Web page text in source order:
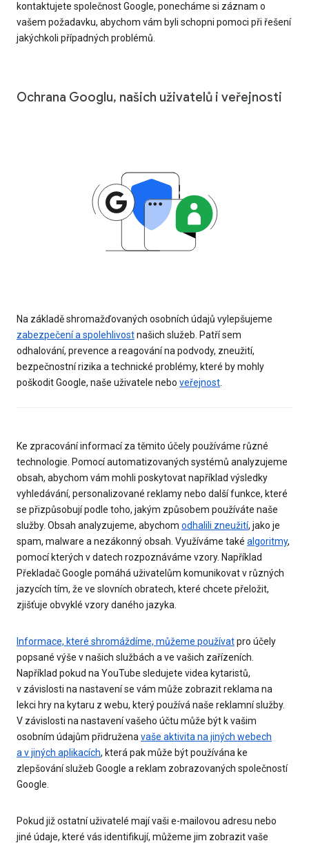
kontaktujete společnost Google, ponecháme si záznam o
vašem požadavku, abychom vám byli schopni pomoci při řešení
jakýchkoli případných problémů.
Ochrana Googlu, našich uživatelů i veřejnosti
Na základě shromažďovaných osobních údajů vylepšujeme
zabezpečení a spolehlivostnašich služeb. Patří sem
odhalování, prevence a reagování na podvody, zneužití,
bezpečnostní rizika a technické problémy, které by mohly
poškodit Google, naše uživatele nebo veřejnost
Ke zpracování informací za těmito účely používáme různé
technologie. Pomocí automatizovaných systémů analyzujeme
obsah, abychom vám mohli poskytovat například výsledky
vyhledávání, personalizované reklamy nebo další funkce, které
se přizpůsobují podle toho, jakým způsobem používáte naše
služby. Obsah analyzujeme, abychom odhalili zneužití, jako je
spam, malware a nezákonný obsah. Využíváme také algoritmy,
pomocí kterých v datech rozpoznáváme vzory. Například
Překladač Google pomáhá uživatelům komunikovat v různých
jazycích tím, že ve slovních obratech, které chcete přeložit,
zjišťuje obvyklé vzory daného jazyka.
Informace, které shromáždíme, můžeme používatpro účely
popsané výše v našich službách a ve vašich zařízeních.
Například pokud na YouTube sledujete videa kytaristů,
v závislosti na nastavení se vám může zobrazit reklama na
lekci hry na kytaru z webu, který používá naše reklamní služby.
V závislosti na nastavení vašeho účtu může být k vašim
osobním údajům přidružena vaše aktivita na jiných webech
a v jiných aplikacích, která pak může být používána ke
zlepšování služeb Google a reklam zobrazovaných společností
Google.
Pokud již ostatní uživatelé mají vaši e-mailovou adresu nebo
jiné údaje, které vás identifikují, můžeme jim zobrazit vaše